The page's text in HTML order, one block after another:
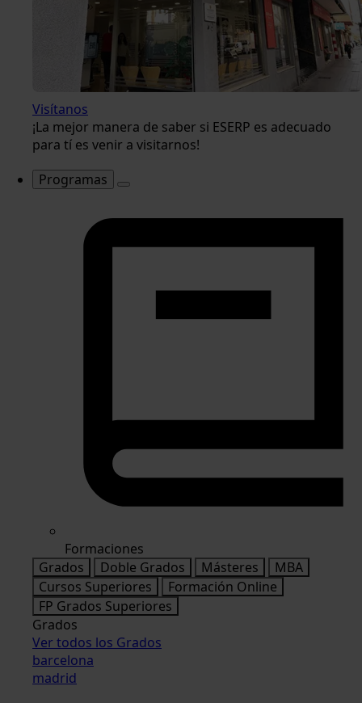
Visítanos
¡La mejor manera de saber si ESERP es adecuado
para tí es venir a visitarnos!
Programas
Formaciones
Grados
Doble Grados Másteres
MBA
Cursos Superiores
Formación Online
FP Grados Superiores
Grados
Ver todos los Grados
barcelona
madrid